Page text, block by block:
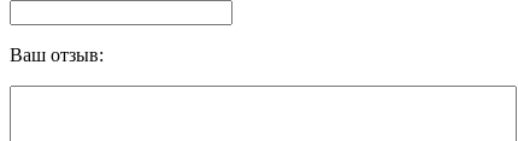
Ваш отзыв: